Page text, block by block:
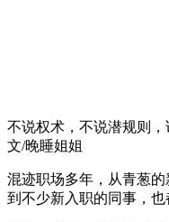
不说权术，不说潜规则
文/晚睡姐姐
混迹职场多年，从青葱
到不少新入职的同事，